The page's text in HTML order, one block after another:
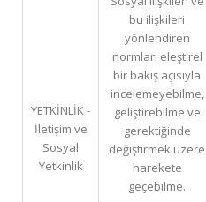
YETKİNLİK -
İletişim ve
Sosyal
Yetkinlik
bu ilişkileri
yönlendiren
normları eleştirel
bir bakış açısıyla
incelemeyebilme,
geliştirebilme ve
gerektiğinde
değiştirmek üzere
harekete
geçebilme.